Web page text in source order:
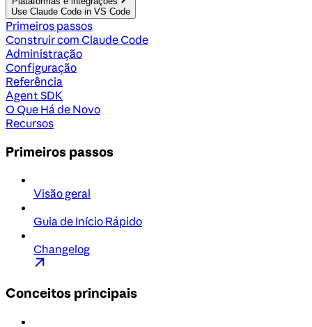
Use Claude Code in VS Code
Primeiros passos
Construir com Claude Code
Administração
Configuração
Referência
Agent SDK
O Que Há de Novo
Recursos
Primeiros passos
Visão geral
Guia de Início Rápido
Changelog
Conceitos principais